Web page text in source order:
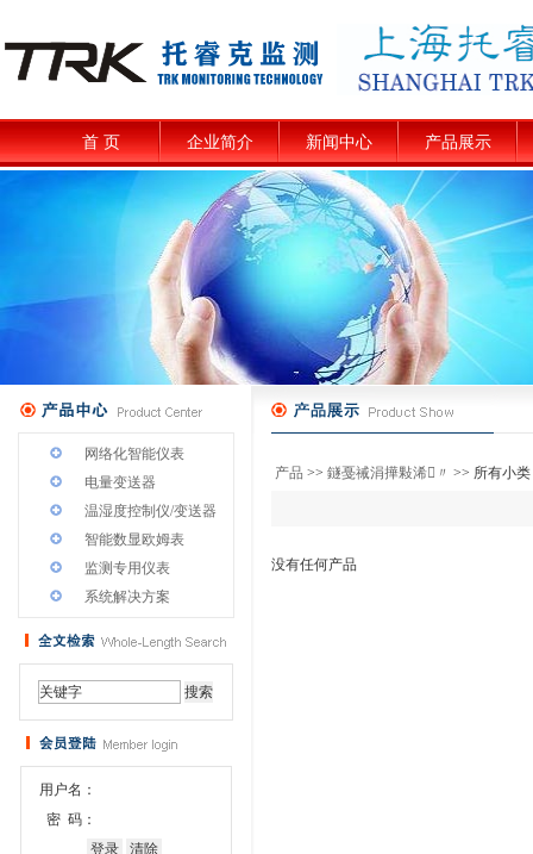
首 页 企业简介 新闻中心 产品展示
网络化智能仪表
电量变送器
温湿度控制仪/变送器
智能数显欧姆表
监测专用仪表
系统解决方案
用户名：
密 码：
产品 >> 鐩戞祴涓撶敤浠〃 >> 所有小类
没有任何产品